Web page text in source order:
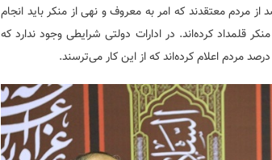
در یك نظرسنجی انجام شده بیش از ٧٠ درصد از مردم معتقدند كه امر به معروف و نهی از منکر باید انجام
قلمداد کرده‌اند. در ادارات دولتی شرایطی وجود ندارد كه